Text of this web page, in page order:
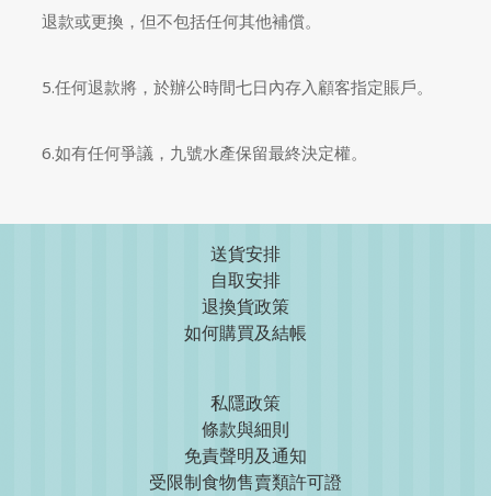
退款或更換，但不包括任何其他補償。
5.任何退款將，於辦公時間七日內存入顧客指定賬戶。
6.如有任何爭議，九號水產保留最終決定權。
送貨安排
自取安排
退換貨政策
如何購買及結帳
私隱政策
條款與細則
免責聲明及通知
受限制食物售賣類許可證